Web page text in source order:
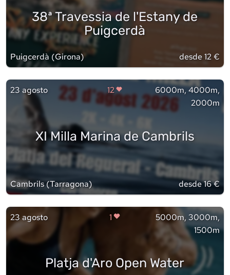
38ª Travessia de l'Estany de
Puigcerdà
Puigcerdà (Girona) desde 12 €
23 agosto 12
6000m, 4000m,
2000m
XI Milla Marina de Cambrils
Cambrils(Tarragona) desde 16 €
23 agosto 1
5000m, 3000m,
1500m
Platja d'Aro Open Water